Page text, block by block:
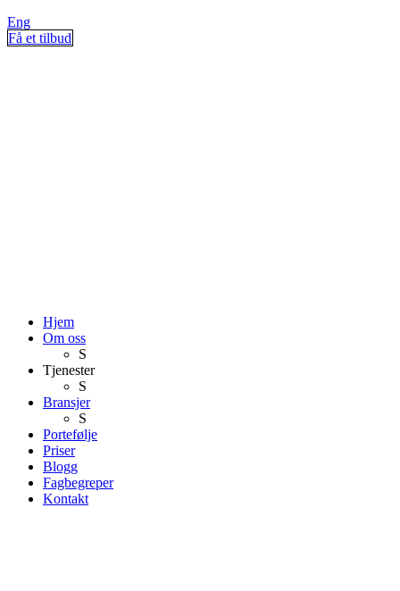
Eng
Få et tilbud
Hjem
Om oss
S
Tjenester
S
Bransjer
S
Portefølje
Priser
Blogg
Fagbegreper
Kontakt